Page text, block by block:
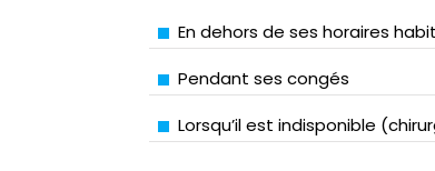
En dehors de ses horaires
Pendant ses congés
Lorsqu’il est indisponible